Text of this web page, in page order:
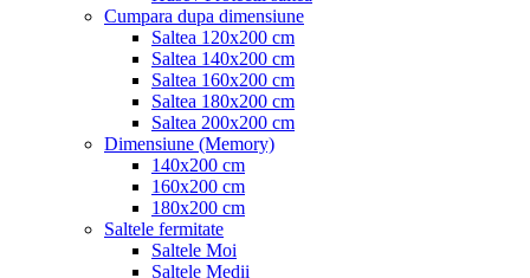
Cumpara dupa dimensiune
Saltea 120x200 cm
Saltea 140x200 cm
Saltea 160x200 cm
Saltea 180x200 cm
Saltea 200x200 cm
Dimensiune (Memory)
140x200 cm
160x200 cm
180x200 cm
Saltele fermitate
Saltele Moi
Saltele Medii